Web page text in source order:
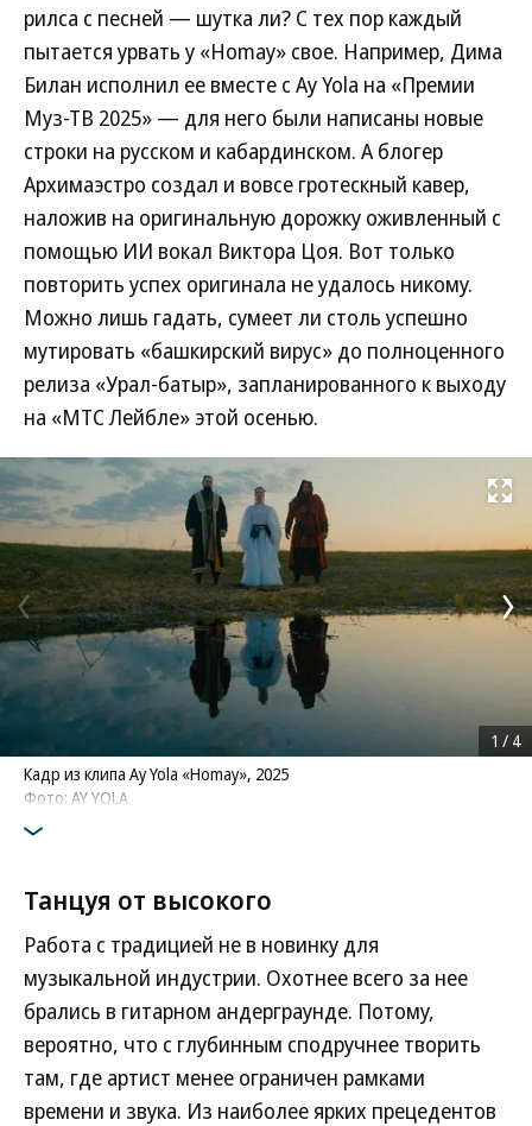
рилса с песней — шутка ли? С тех пор каждый
пытается урвать у «Homay» свое. Например, Дима
Билан исполнил ее вместе с Ay Yola на «Премии
Муз-ТВ 2025» — для него были написаны новые
строки на русском и кабардинском. А блогер
Архимаэстро создал и вовсе гротескный кавер,
наложив на оригинальную дорожку оживленный с
помощью ИИ вокал Виктора Цоя. Вот только
повторить успех оригинала не удалось никому.
Можно лишь гадать, сумеет ли столь успешно
мутировать «башкирский вирус» до полноценного
релиза «Урал-батыр», запланированного к выходу
на «МТС Лейбле» этой осенью.
Развернуть
Кадр из клипа Ay Yola «Homay», 2025
Фото: AY YOLA
1 / 4
Танцуя от высокого
Работа с традицией не в новинку для
музыкальной индустрии. Охотнее всего за нее
брались в гитарном андерграунде. Потому,
вероятно, что с глубинным сподручнее творить
там, где артист менее ограничен рамками
времени и звука. Из наиболее ярких прецедентов